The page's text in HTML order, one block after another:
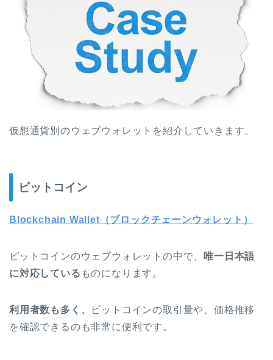
仮想通貨別のウェブウォレットを紹介していきます。
ビットコイン
Blockchain Wallet（ブロックチェーンウォレット）
ビットコインのウェブウォレットの中で、
唯一日本語
に対応している ものになります。
利用者数も多く、
ビットコインの取引量や、価格推移
を確認できるのも非常に便利です。